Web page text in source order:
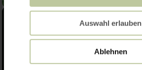
Auswahl erlauben
Ablehnen